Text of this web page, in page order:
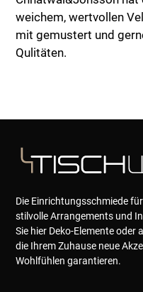
weichem, wertvollen
mit gemustert und
Qulitäten.
Die Einrichtungsschmiede
stilvolle Arrangements und
Sie hier Deko-Elemente oder
die Ihrem Zuhause neue
Wohlfühlen garantieren.